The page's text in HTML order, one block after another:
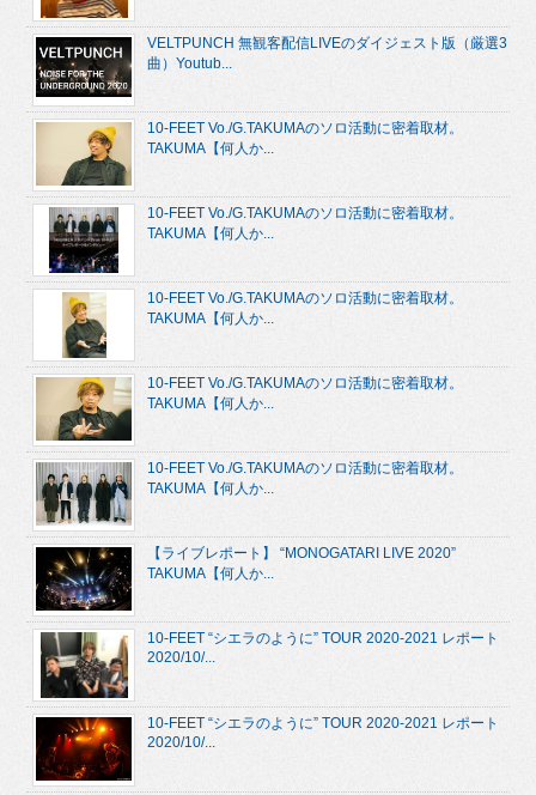
VELTPUNCH 無観客配信LIVEのダイジェスト版（厳選3
曲）Youtub...
10-FEET Vo./G.TAKUMAのソロ活動に密着取材。
TAKUMA【何人か...
10-FEET Vo./G.TAKUMAのソロ活動に密着取材。
TAKUMA【何人か...
10-FEET Vo./G.TAKUMAのソロ活動に密着取材。
TAKUMA【何人か...
10-FEET Vo./G.TAKUMAのソロ活動に密着取材。
TAKUMA【何人か...
10-FEET Vo./G.TAKUMAのソロ活動に密着取材。
TAKUMA【何人か...
【ライブレポート】 “MONOGATARI LIVE 2020”
TAKUMA【何人か...
10-FEET “シエラのように” TOUR 2020-2021 レポート
2020/10/...
10-FEET “シエラのように” TOUR 2020-2021 レポート
2020/10/...